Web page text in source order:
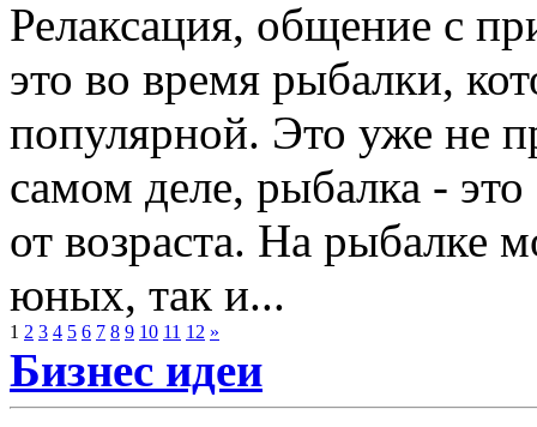
Релаксация, общение с
это во время рыбалки,
популярной. Это уже не
самом деле, рыбалка - это
от возраста. На рыбалке
юных, так и...
1 2 3 4 5 6 7 8 9 10 11 12 »
Бизнес идеи